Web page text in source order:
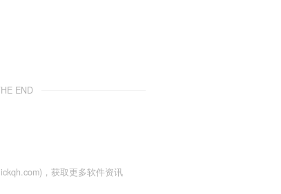
END
，获取更多软件资讯